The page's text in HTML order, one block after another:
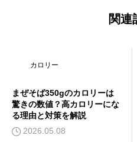
関連
カロリー
まぜそば350gのカロリーは
驚きの数値？高カロリーにな
る理由と対策を解説
2026.05.08